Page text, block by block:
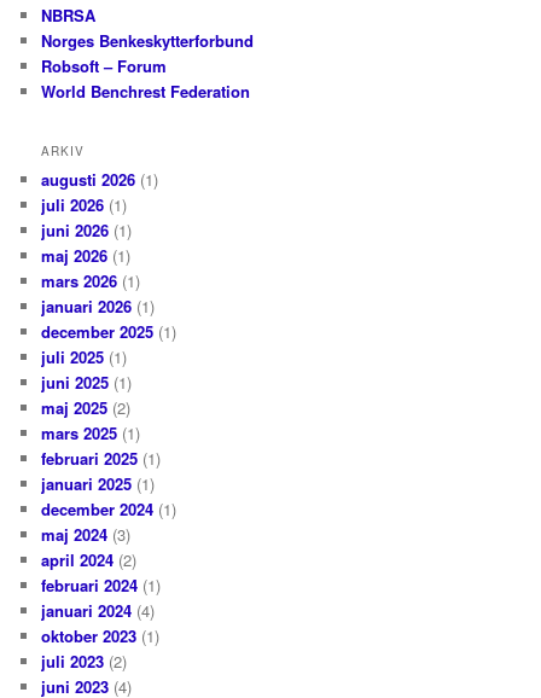
NBRSA
Norges Benkeskytterforbund
Robsoft – Forum
World Benchrest Federation
ARKIV
augusti 2026 (1)
juli 2026 (1)
juni 2026 (1)
maj 2026 (1)
mars 2026 (1)
januari 2026 (1)
december 2025 (1)
juli 2025 (1)
juni 2025 (1)
maj 2025 (2)
mars 2025 (1)
februari 2025 (1)
januari 2025 (1)
december 2024 (1)
maj 2024 (3)
april 2024 (2)
februari 2024 (1)
januari 2024 (4)
oktober 2023 (1)
juli 2023 (2)
juni 2023 (4)